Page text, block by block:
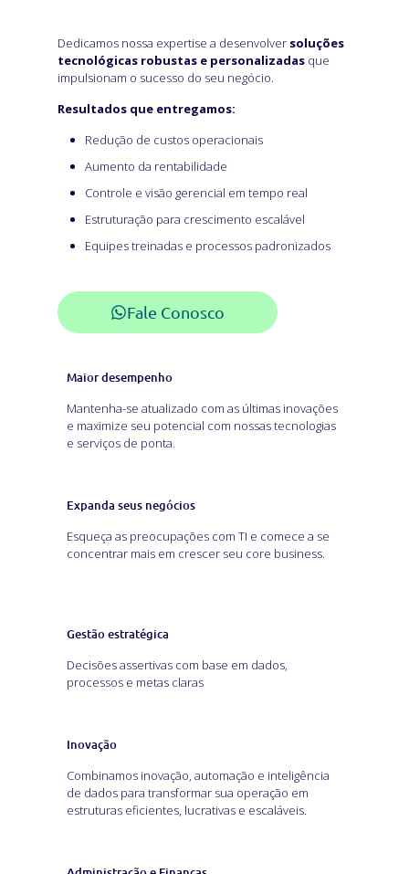
Dedicamos nossa expertise a desenvolver soluções
tecnológicas robustas e personalizadas que
impulsionam o sucesso do seu negócio.
Resultados que entregamos:
Redução de custos operacionais
Aumento da rentabilidade
Controle e visão gerencial em tempo real
Estruturação para crescimento escalável
Equipes treinadas e processos padronizados
Fale Conosco
Maior desempenho
Mantenha-se atualizado com as últimas inovações
e maximize seu potencial com nossas tecnologias
e serviços de ponta.
Expanda seus negócios
Esqueça as preocupações com TI e comece a se
concentrar mais em crescer seu core business.
Gestão estratégica
Decisões assertivas com base em dados,
processos e metas claras
Inovação
Combinamos inovação, automação e inteligência
de dados para transformar sua operação em
estruturas eficientes, lucrativas e escaláveis.